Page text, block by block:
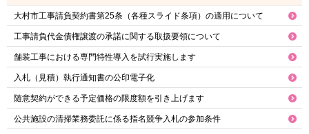
大村市工事請負契約書第25条（各種スライド条項）の適用について
工事請負代金債権譲渡の承諾に関する取扱要領について
舗装工事における専門特性導入を試行実施します
入札（見積）執行通知書の公印電子化
随意契約ができる予定価格の限度額を引き上げます
公共施設の清掃業務委託に係る指名競争入札の参加条件